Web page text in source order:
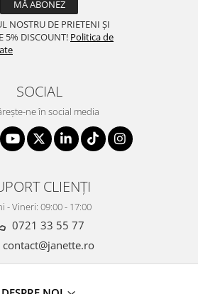
NOSTRU DE PRIETENI ȘI
5% DISCOUNT! Politica de
SOCIAL
ne în social media
CLIENȚI
- Vineri: 09:00 - 17:00
0721 33 55 77
contact@janette.ro